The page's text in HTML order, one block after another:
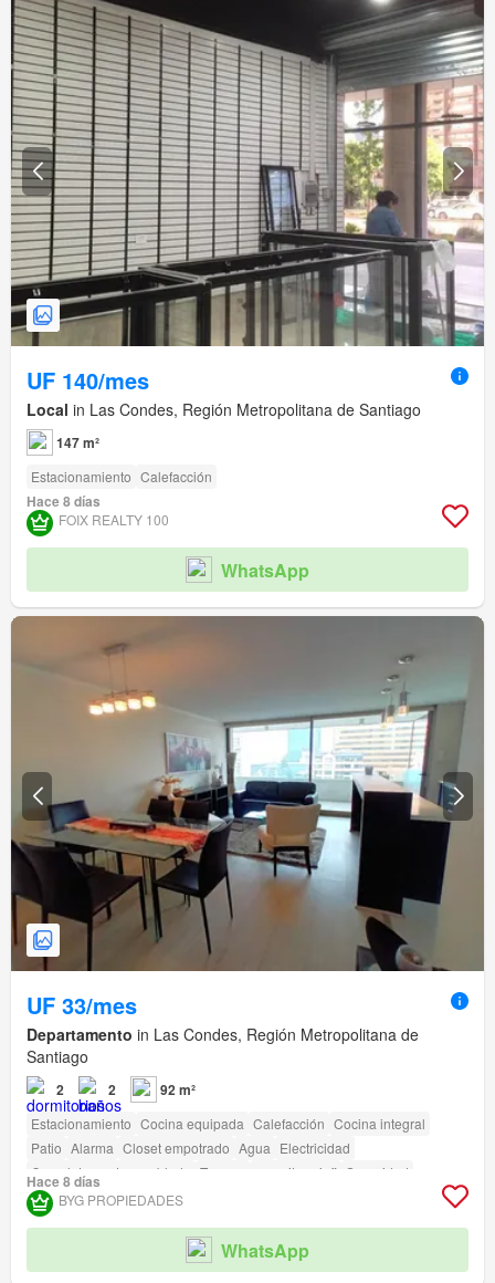
UF 140/mes
Local in Las Condes, Región Metropolitana de Santiago
147 m²
Estacionamiento Calefacción
Hace 8 días
FOIX REALTY 100
WhatsApp
UF 33/mes
Departamento in Las Condes, Región Metropolitana de
Santiago
2 2 92 m²
Estacionamiento Cocina equipada Calefacción Cocina integral
Patio Alarma Closet empotrado Agua Electricidad
Completamente amoblado
Terraza amenity_wi_fi Seguridad
Gimnasio
Piscina Ascensor
Acceso para personas con discapacidad
Hace 8 días
BYG PROPIEDADES
WhatsApp